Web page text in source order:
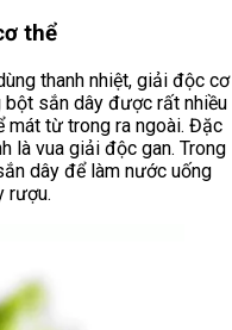
thể
thanh nhiệt, giải độc cơ
bột sắn dây được rất nhiều
mát từ trong ra ngoài. Đặc
là vua giải độc gan. Trong
dây để làm nước uống
rượu.